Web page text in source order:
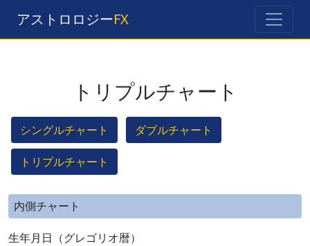
アストロロジーFX
トリプルチャート
シングルチャート ダブルチャート
トリプルチャート
内側チャート
生年月日（グレゴリオ暦）